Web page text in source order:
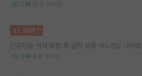
2 12 5665
김GPT
인공지능 석사 과정 중 실적 보통 어느정도 내야
0 6 2302